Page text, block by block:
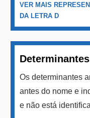
VER MAIS
DA LETRA D
Os determinantes
antes do nome e
e não está